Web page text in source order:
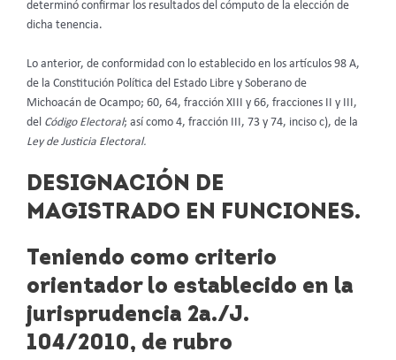
determinó confirmar los resultados del cómputo de la elección de
dicha tenencia.
Lo anterior, de conformidad con lo establecido en los artículos 98 A,
de la Constitución Política del Estado Libre y Soberano de
Michoacán de Ocampo; 60, 64, fracción XIII y 66, fracciones II y III,
del Código Electoral; así como 4, fracción III, 73 y 74, inciso c), de la
Ley de Justicia Electoral.
DESIGNACIÓN DE
MAGISTRADO EN FUNCIONES.
Teniendo como criterio
orientador lo establecido en la
jurisprudencia 2a./J.
104/2010, de rubro